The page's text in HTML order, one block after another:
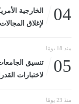
04
الخارجية
لإغلاق
منذ 18 يومًا
05
لاختبارات
منذ 23 يومًا